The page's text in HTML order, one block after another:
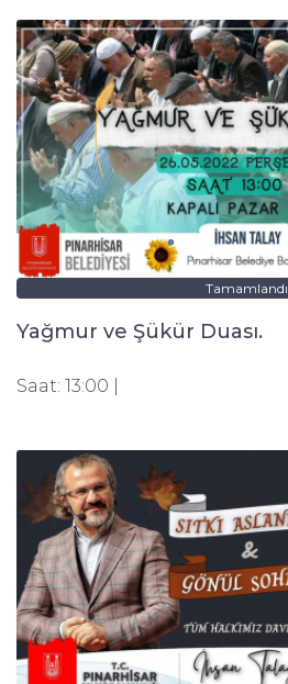
Tamamlandı
Yağmur ve Şükür Duası.
Saat: 13:00 |